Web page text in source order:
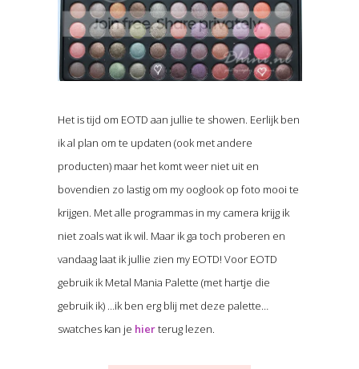
Het is tijd om EOTD aan jullie te showen. Eerlijk ben
ik al plan om te updaten (ook met andere
producten) maar het komt weer niet uit en
bovendien zo lastig om my ooglook op foto mooi te
krijgen. Met alle programmas in my camera krijg ik
niet zoals wat ik wil. Maar ik ga toch proberen en
vandaag laat ik jullie zien my EOTD! Voor EOTD
gebruik ik Metal Mania Palette (met hartje die
gebruik ik) …ik ben erg blij met deze palette…
swatches kan je hierterug lezen.